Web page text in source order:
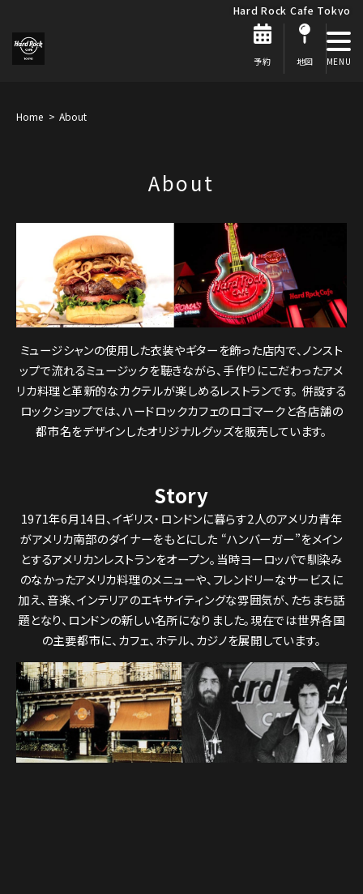
Hard Rock Cafe Tokyo
予約 地図
Home About
About
ミュージシャンの使用した衣装やギターを飾った店内で、ノンスト
ップで流れるミュージックを聴きながら、手作りにこだわったアメ
リカ料理と革新的なカクテルが楽しめるレストランです。 併設する
ロックショップでは、ハードロックカフェのロゴマークと各店舗の
都市名をデザインしたオリジナルグッズを販売しています。
Story
1971年6月14日、イギリス・ロンドンに暮らす2人のアメリカ青年
がアメリカ南部のダイナーをもとにした “ハンバーガー”をメイン
とするアメリカンレストランをオープン。当時ヨーロッパで馴染み
のなかったアメリカ料理のメニューや、フレンドリーなサービスに
加え、音楽、インテリアのエキサイティングな雰囲気が、たちまち話
題となり、ロンドンの新しい名所になりました。現在では世界各国
の主要都市に、カフェ、ホテル、カジノを展開しています。